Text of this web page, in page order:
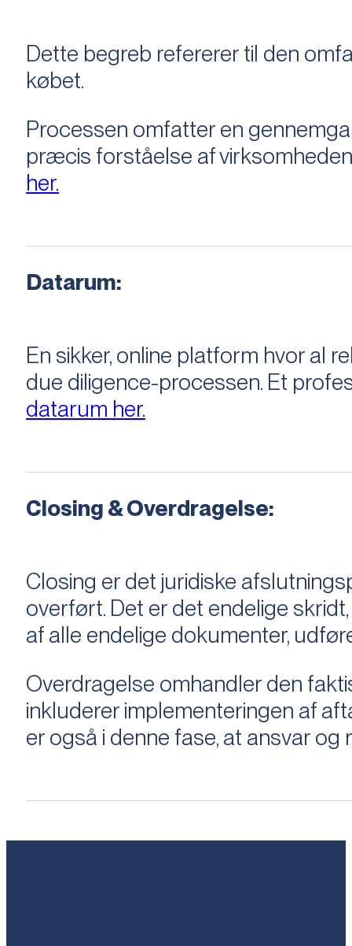
Dette begreb refererer til den
købet.
Processen omfatter en
præcis forståelse af
her.
Datarum:
En sikker, online platform hvor al
due diligence-processen. Et
datarum her.
Closing & Overdragelse:
Closing er det juridiske
overført. Det er det endelige
af alle endelige dokumenter,
Overdragelse omhandler den
inkluderer implementeringen af
er også i denne fase, at ansvar